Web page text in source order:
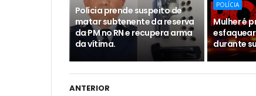
Polícia prende suspeito de
matar subtenente da reserva
da PM no RN e recupera arma
da vítima.
POLÍCIA
Mulher é
durante
ANTERIOR